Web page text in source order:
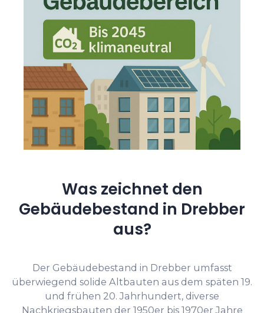
Was zeichnet den
Gebäudebestand in Drebber
aus?
Der Gebäudebestand in Drebber umfasst
überwiegend solide Altbauten aus dem späten 19.
und frühen 20. Jahrhundert, diverse
Nachkriegsbauten der 1950er bis 1970er Jahre